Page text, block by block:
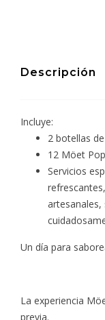
Descripción
Incluye:
2 botellas
12 Möet
Servicios
artesanales,
Un día para
La experiencia
previa.